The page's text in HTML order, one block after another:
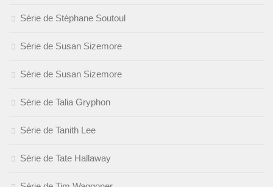
Série de Stéphane Soutoul
Série de Susan Sizemore
Série de Susan Sizemore
Série de Talia Gryphon
Série de Tanith Lee
Série de Tate Hallaway